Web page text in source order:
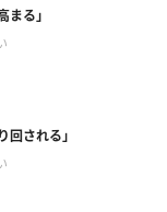
まる」
回される」